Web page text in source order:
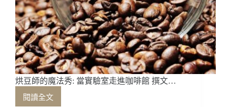
烘豆師的魔法秀: 當實驗室走進咖啡館 撰文…
閱讀全文
烘